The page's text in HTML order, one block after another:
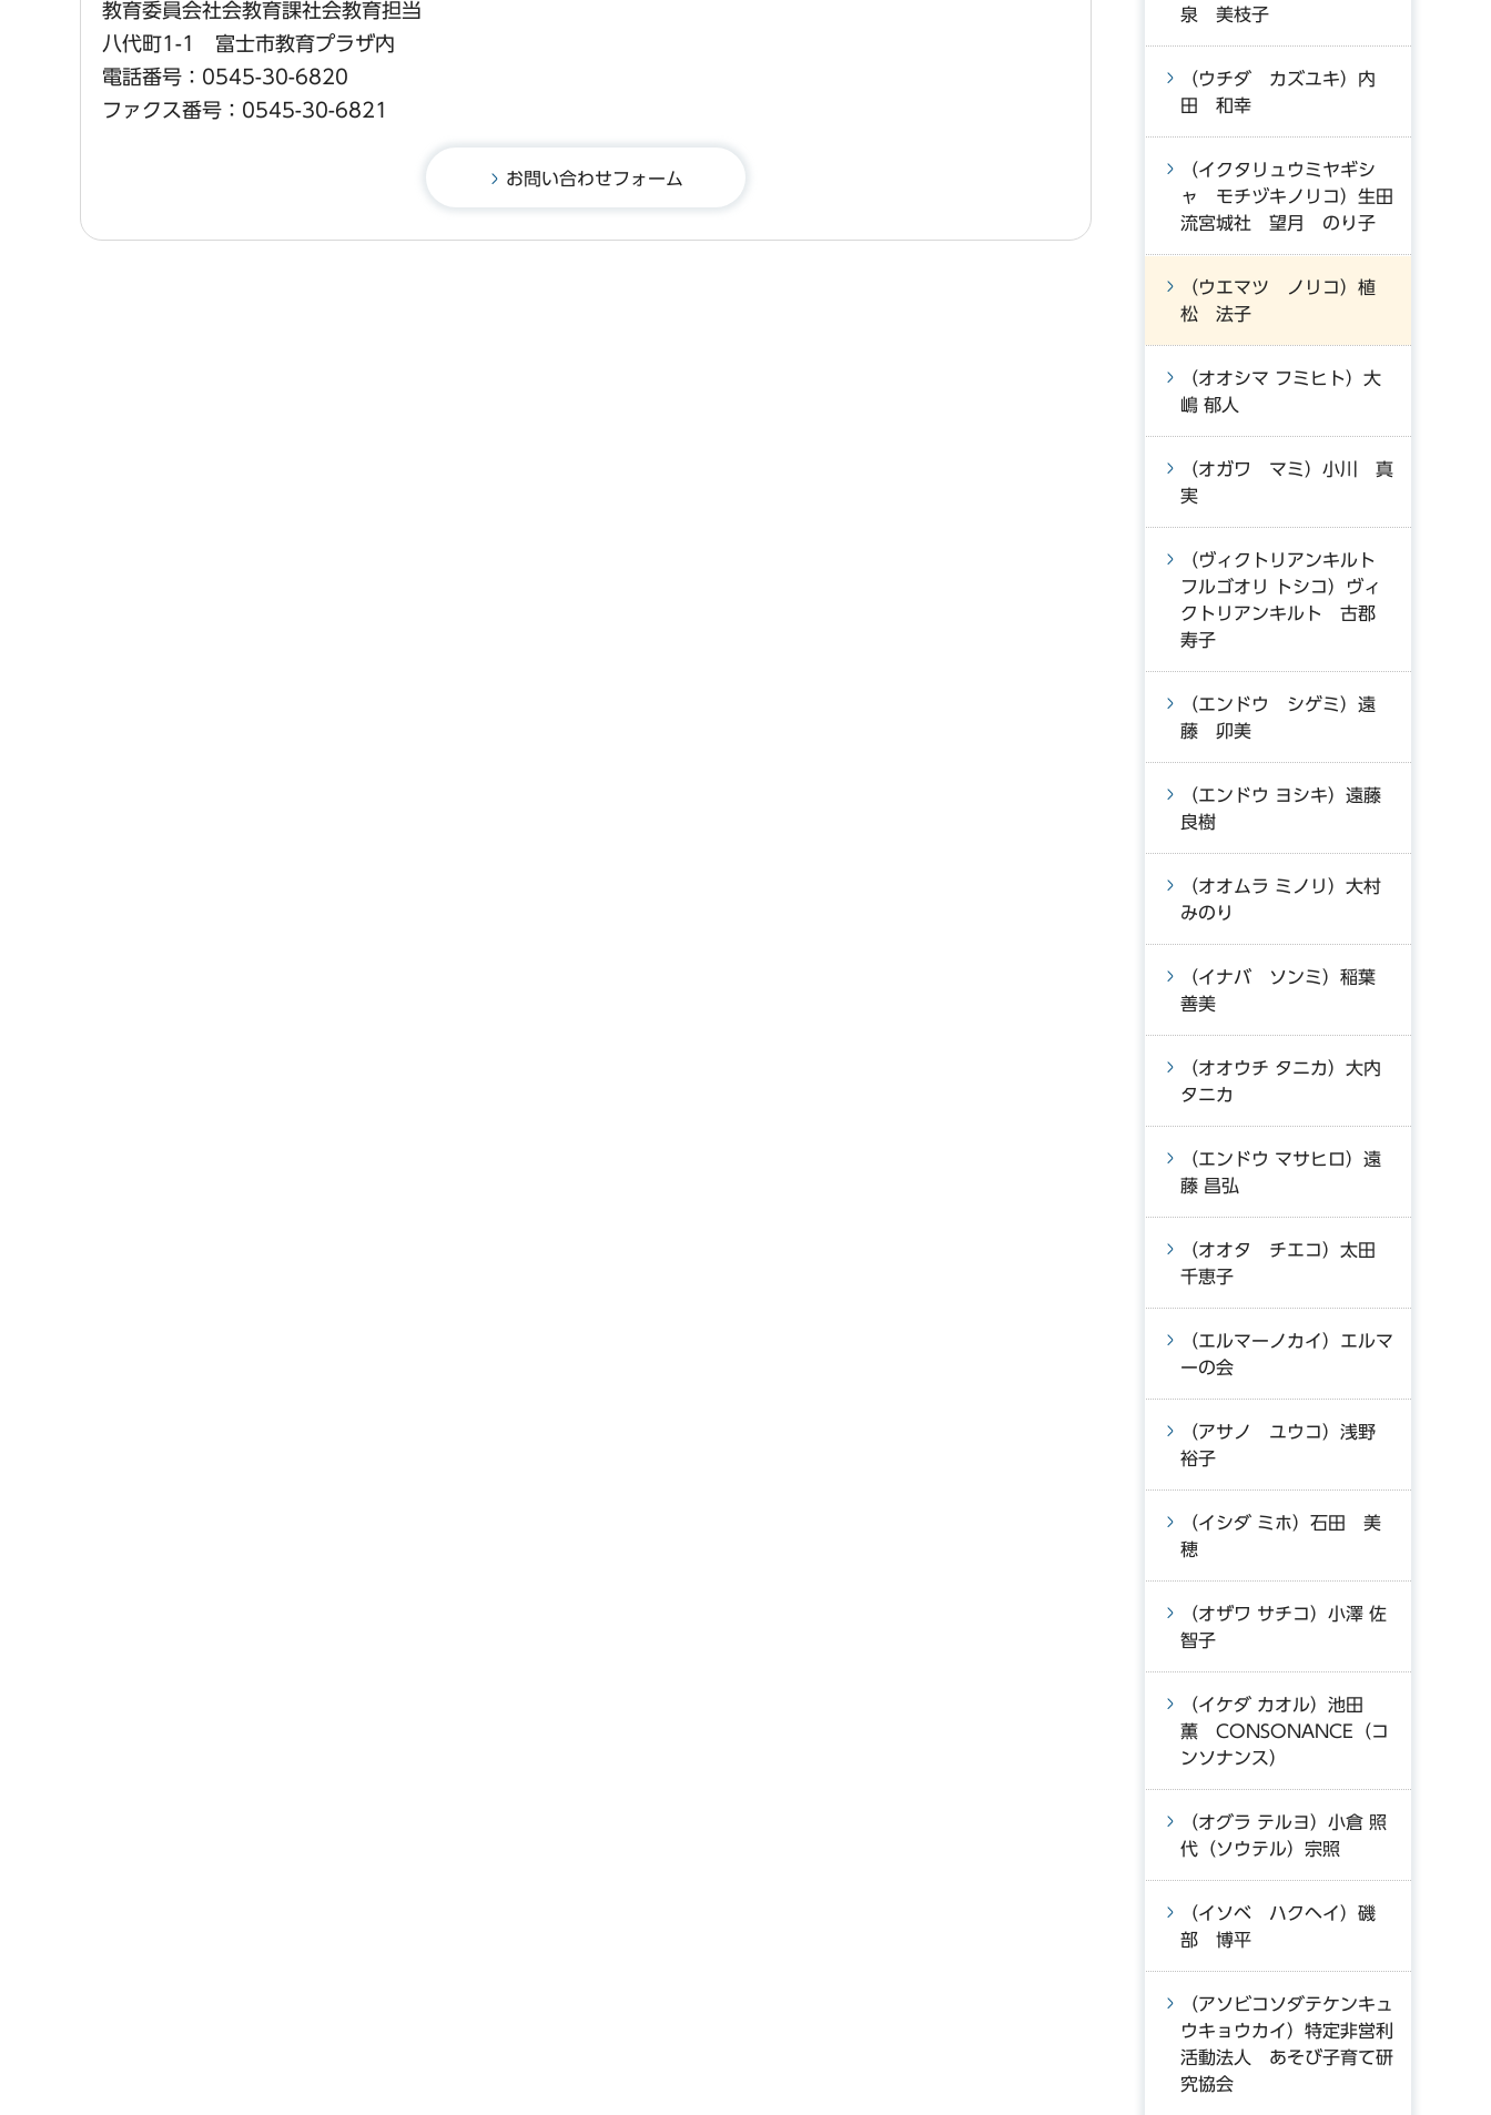
教育委員会社会教育課社会教育担当
八代町1-1 富士市教育プラザ内
電話番号：0545-30-6820
ファクス番号：0545-30-6821
泉 美枝子
（ウチダ カズユキ）内
田 和幸
（イクタリュウミヤギシ
ャ モチヅキノリコ）生田
流宮城社 望月 のり子
（ウエマツ ノリコ）植
松 法子
（オオシマ フミヒト）大
嶋 郁人
（オガワ マミ）小川 真
実
（ヴィクトリアンキルト
フルゴオリ トシコ）ヴィ
クトリアンキルト 古郡
寿子
（エンドウ シゲミ）遠
藤 卯美
（エンドウ ヨシキ）遠藤
良樹
（オオムラ ミノリ）大村
みのり
（イナバ ソンミ）稲葉
善美
（オオウチ タニカ）大内
タニカ
（エンドウ マサヒロ）遠
藤 昌弘
（オオタ チエコ）太田
千恵子
（エルマーノカイ）エルマ
ーの会
（アサノ ユウコ）浅野
裕子
（イシダ ミホ）石田 美
穂
（オザワ サチコ）小澤 佐
智子
（イケダ カオル）池田
薫 CONSONANCE（コ
ンソナンス）
（オグラ テルヨ）小倉 照
代（ソウテル）宗照
（イソベ ハクヘイ）磯
部 博平
（アソビコソダテケンキュ
ウキョウカイ）特定非営利
活動法人 あそび子育て研
究協会